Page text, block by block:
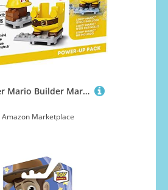
LEGO Super Mario Builder Mario Power-Up Pack 71373 Building Kit, Fun Gift for Kids to Power Up The Mario Figure in The Adventures with Mario Starter Course (71360) Playset, New 2020 (10 Pieces)
Amazon Marketplace